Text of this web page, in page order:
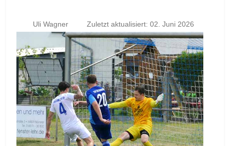
Uli Wagner Zuletzt aktualisiert: 02. Juni 2026